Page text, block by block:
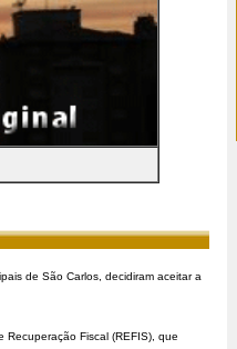
de São Carlos, decidiram aceitar a
Recuperação Fiscal (REFIS), que